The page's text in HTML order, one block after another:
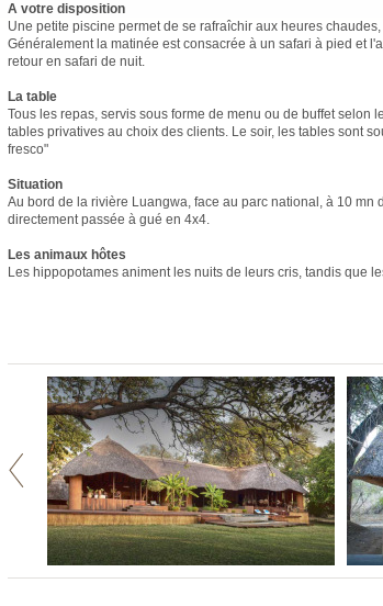
A votre disposition
Une petite piscine permet de se rafraîchir aux heures
Généralement la matinée est consacrée à un safari à pied et
retour en safari de nuit.
La table
Tous les repas, servis sous forme de menu ou de buffet
tables privatives au choix des clients. Le soir, les tables sont
fresco"
Situation
Au bord de la rivière Luangwa, face au parc national, à 10
directement passée à gué en 4x4.
Les animaux hôtes
Les hippopotames animent les nuits de leurs cris, tandis que